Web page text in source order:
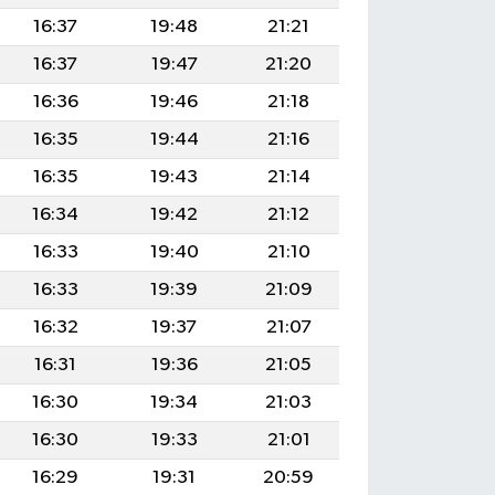
16:37 19:48
21:21
16:37
19:47
21:20
16:36
19:46
21:18
16:35
19:44
21:16
16:35
19:43
21:14
16:34
19:42
21:12
16:33
19:40
21:10
16:33
19:39
21:09
16:32
19:37
21:07
16:31
19:36
21:05
16:30
19:34
21:03
16:30
19:33
21:01
16:29
19:31 20:59